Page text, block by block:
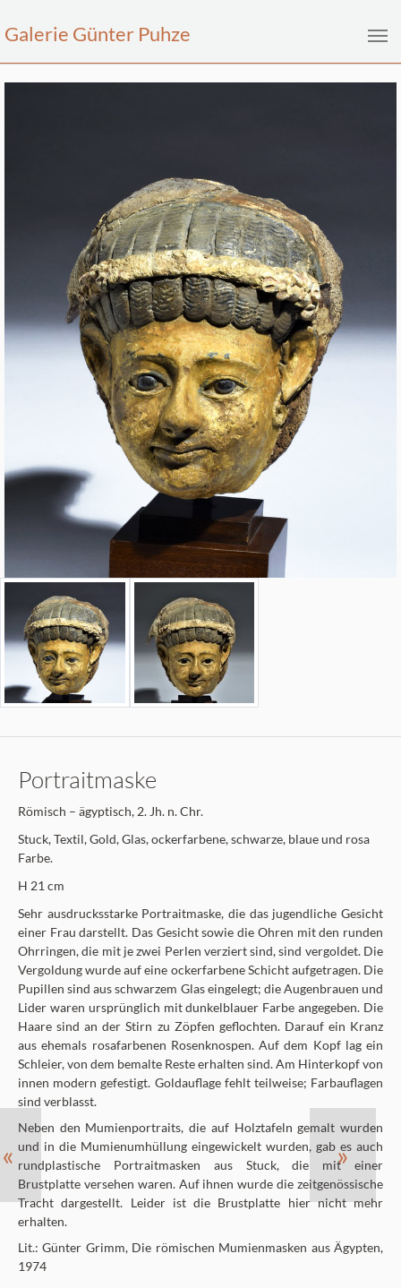
Zum Hauptinhalt springen
Galerie Günter Puhze
« »
Portraitmaske
Römisch – ägyptisch, 2. Jh. n. Chr.
Stuck, Textil, Gold, Glas, ockerfarbene, schwarze, blaue und rosa
Farbe.
H 21 cm
Sehr ausdrucksstarke Portraitmaske, die das jugendliche Gesicht
einer Frau darstellt. Das Gesicht sowie die Ohren mit den runden
Ohrringen, die mit je zwei Perlen verziert sind, sind vergoldet. Die
Vergoldung wurde auf eine ockerfarbene Schicht aufgetragen. Die
Pupillen sind aus schwarzem Glas eingelegt; die Augenbrauen und
Lider waren ursprünglich mit dunkelblauer Farbe angegeben. Die
Haare sind an der Stirn zu Zöpfen geflochten. Darauf ein Kranz
aus ehemals rosafarbenen Rosenknospen. Auf dem Kopf lag ein
Schleier, von dem bemalte Reste erhalten sind. Am Hinterkopf von
innen modern gefestigt. Goldauflage fehlt teilweise; Farbauflagen
sind verblasst.
Neben den Mumienportraits, die auf Holztafeln gemalt wurden
und in die Mumienumhüllung eingewickelt wurden, gab es auch
rundplastische Portraitmasken aus Stuck, die mit einer
Brustplatte versehen waren. Auf ihnen wurde die zeitgenössische
Tracht dargestellt. Leider ist die Brustplatte hier nicht mehr
erhalten.
Lit.: Günter Grimm, Die römischen Mumienmasken aus Ägypten,
1974